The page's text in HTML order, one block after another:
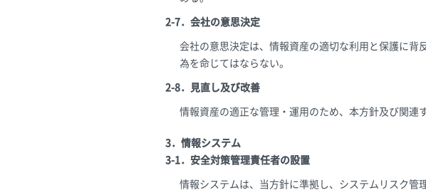
2-7．会社の意思決定
会社の意思決定は、情報資産の適切な利用と保護に
為を命じてはならない。
2-8．見直し及び改善
情報資産の適正な管理・運用のため、本方針及び関連
3．情報システム
3-1．安全対策管理責任者の設置
情報システムは、当方針に準拠し、システムリスク管